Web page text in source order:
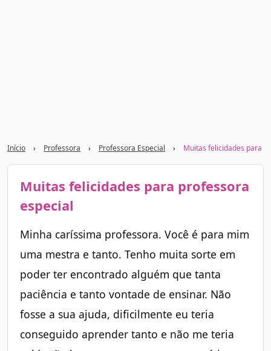
Início › Professora › Professora Especial › Muitas felicidades para
Muitas felicidades para professora
especial
Minha caríssima professora. Você é para mim
uma mestra e tanto. Tenho muita sorte em
poder ter encontrado alguém que tanta
paciência e tanto vontade de ensinar. Não
fosse a sua ajuda, dificilmente eu teria
conseguido aprender tanto e não me teria